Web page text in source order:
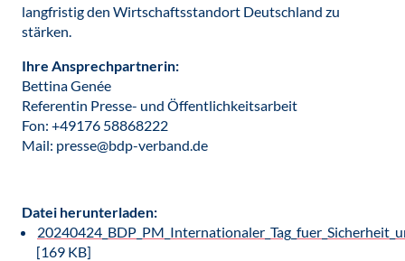
langfristig den Wirtschaftsstandort Deutschland zu
stärken.
Ihre Ansprechpartnerin:
Bettina Genée
Referentin Presse- und Öffentlichkeitsarbeit
Fon: +49176 58868222
Mail: presse@bdp-verband.de
Datei herunterladen:
[169 KB]